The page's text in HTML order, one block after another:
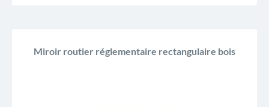
Miroir routier réglementaire rectangulaire bois